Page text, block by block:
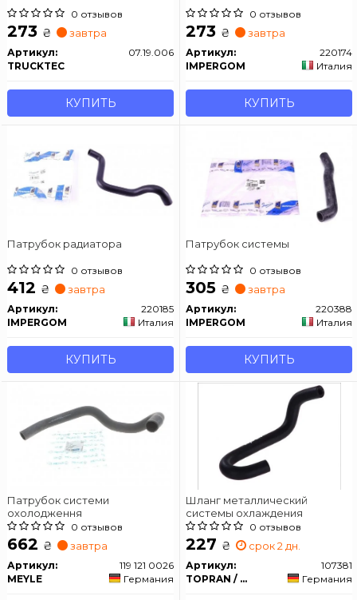
0 отзывов
273 ₴ завтра
Артикул:
07.19.006
TRUCKTEC
КУПИТЬ
0 отзывов
273 ₴ завтра
Артикул:
220174
IMPERGOM
Италия
КУПИТЬ
Патрубок радиатора
0 отзывов
412 ₴ завтра
Артикул:
220185
IMPERGOM
Италия
КУПИТЬ
Патрубок системы
0 отзывов
305 ₴ завтра
Артикул:
220388
IMPERGOM
Италия
КУПИТЬ
Патрубок системи
охолодження
0 отзывов
662 ₴ завтра
Артикул:
119 121 0026
MEYLE
Германия
Шланг металлический
системы охлаждения
0 отзывов
227 ₴ срок 2 дн.
Артикул:
107381
TOPRAN / HANS PRIES
Германия